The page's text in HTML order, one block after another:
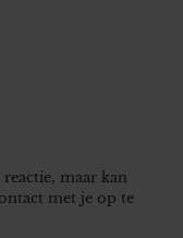
maar kan
met je op te